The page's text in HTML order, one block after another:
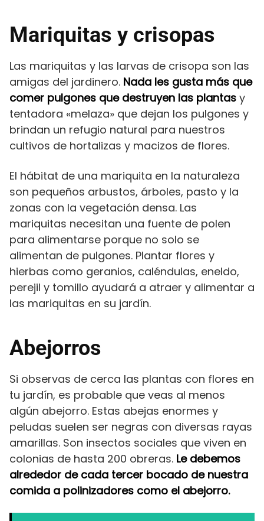
Mariquitas y crisopas
Las mariquitas y las larvas de crisopa son las
amigas del jardinero. Nada les gusta más que
comer pulgones que destruyen las plantas y
tentadora «melaza» que dejan los pulgones y
brindan un refugio natural para nuestros
cultivos de hortalizas y macizos de flores.
El hábitat de una mariquita en la naturaleza
son pequeños arbustos, árboles, pasto y la
zonas con la vegetación densa. Las
mariquitas necesitan una fuente de polen
para alimentarse porque no solo se
alimentan de pulgones. Plantar flores y
hierbas como geranios, caléndulas, eneldo,
perejil y tomillo ayudará a atraer y alimentar a
las mariquitas en su jardín.
Abejorros
Si observas de cerca las plantas con flores en
tu jardín, es probable que veas al menos
algún abejorro. Estas abejas enormes y
peludas suelen ser negras con diversas rayas
amarillas. Son insectos sociales que viven en
colonias de hasta 200 obreras. Le debemos
alrededor de cada tercer bocado de nuestra
comida a polinizadores como el abejorro.